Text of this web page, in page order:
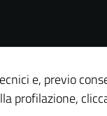
s.r.l.
e, previo
profilazione,